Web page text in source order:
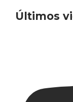
Últimos